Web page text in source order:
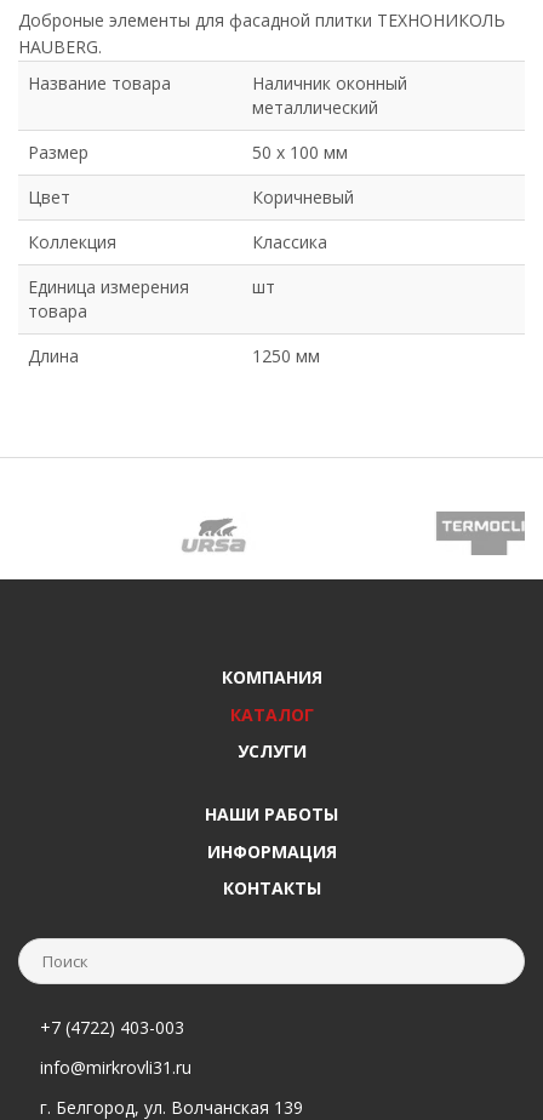
Доброные элементы для фасадной плитки ТЕХНОНИКОЛЬ
HAUBERG.
Название товара
Наличник оконный
металлический
Размер
50 х 100 мм
Цвет
Коричневый
Коллекция
Классика
Единица измерения
товара
шт
Длина 1250 мм
КОМПАНИЯ
КАТАЛОГ
УСЛУГИ
НАШИ РАБОТЫ
ИНФОРМАЦИЯ
КОНТАКТЫ
+7 (4722) 403-003
info@mirkrovli31.ru
г. Белгород, ул. Волчанская 139